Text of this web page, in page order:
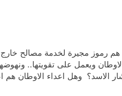
هم رموز مجيرة لخدمة مصالح
ويعمل على تقويتها..
الاسد؟ وهل اعداء الاوطان